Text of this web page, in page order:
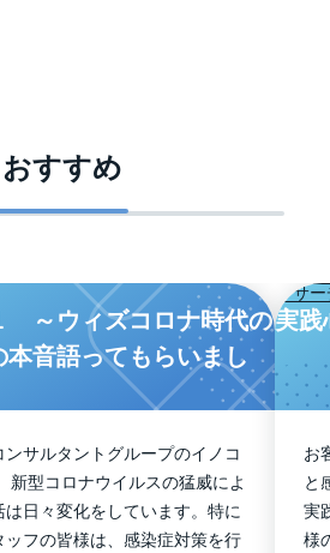
すすめ
～ウィズコロナ時代の
音語ってもらいまし
サルタントグループのイノコ
新型コロナウイルスの猛威によ
日々変化をしています。特に
フの皆様は、感染症対策を行
リサ
実践
お
と
実
様